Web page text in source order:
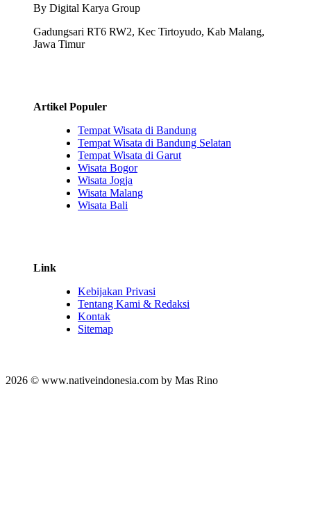
By Digital Karya Group
Gadungsari RT6 RW2, Kec Tirtoyudo, Kab Malang,
Jawa Timur
Artikel Populer
Tempat Wisata di Bandung
Tempat Wisata di Bandung Selatan
Tempat Wisata di Garut
Wisata Bogor
Wisata Jogja
Wisata Malang
Wisata Bali
Link
Kebijakan Privasi
Tentang Kami & Redaksi
Kontak
Sitemap
2026 © www.nativeindonesia.com by Mas Rino